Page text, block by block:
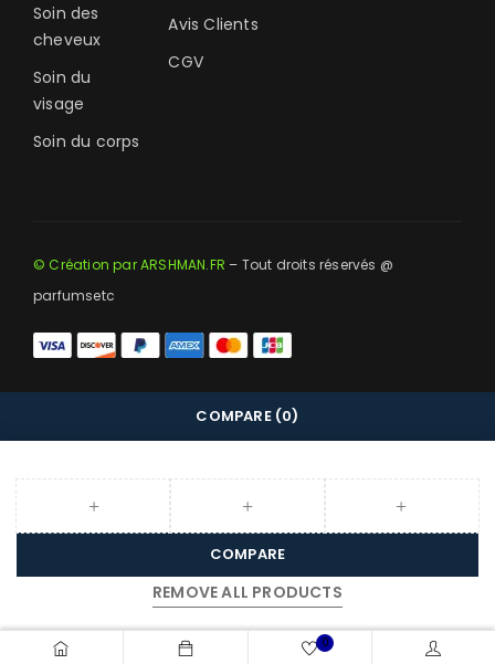
Avis Clients
CGV
Soin des
cheveux
Soin du
visage
Soin du corps
© Création par ARSHMAN.FR – Tout droits réservés @
parfumsetc
0
COMPARE (0)
COMPARE
REMOVE ALL PRODUCTS